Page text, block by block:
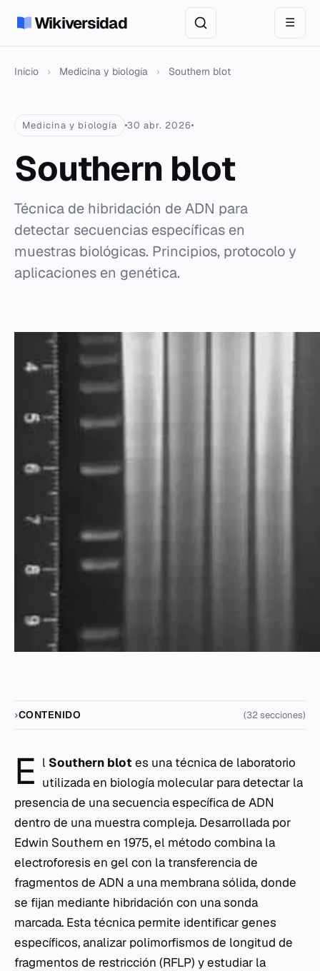
Wikiversidad ☰
Inicio › Medicina y biología › Southern blot
Medicina y biología 30 abr. 2026
Southern blot
Técnica de hibridación de ADN para
detectar secuencias específicas en
muestras biológicas. Principios, protocolo y
aplicaciones en genética.
CONTENIDO (32 secciones)
E l Southern blotes una técnica de laboratorio
utilizada en biología molecular para detectar la
presencia de una secuencia específica de ADN
dentro de una muestra compleja. Desarrollada por
Edwin Southern en 1975, el método combina la
electroforesis en gel con la transferencia de
fragmentos de ADN a una membrana sólida, donde
se fijan mediante hibridación con una sonda
marcada. Esta técnica permite identificar genes
específicos, analizar polimorfismos de longitud de
fragmentos de restricción (RFLP) y estudiar la